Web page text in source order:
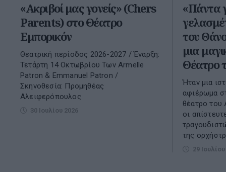
«Ακριβοί μας γονείς» (Chers
Parents) στο Θέατρο
Εμπορικόν
Θεατρική περίοδος 2026-2027 / Έναρξη:
Τετάρτη 14 Οκτωβρίου Των Armelle
Patron & Emmanuel Patron /
Σκηνοθεσία: Προμηθέας
Αλειφερόπουλος
30 Ιουλίου 2026
«Πάντα
του
μια
Θέατρο
Ήταν μια
αφιέρωμα
θέατρο του
οι
της
29